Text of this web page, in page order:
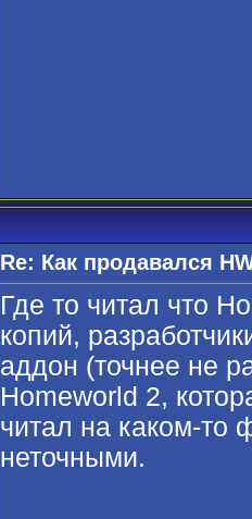
Re: Как продавался
Где то читал что
копий,
аддон (точнее не
Homeworld 2,
читал на каком-то
неточными.